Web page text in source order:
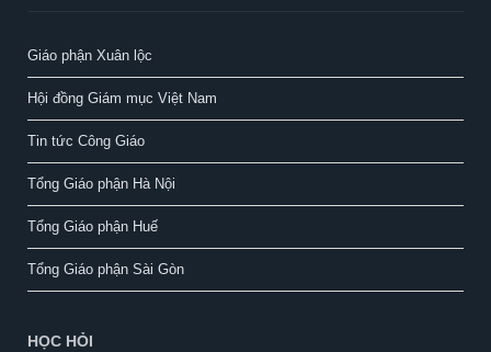
Giáo phận Xuân lộc
Hội đồng Giám mục Việt Nam
Tin tức Công Giáo
Tổng Giáo phận Hà Nội
Tổng Giáo phận Huế
Tổng Giáo phận Sài Gòn
HỌC HỎI